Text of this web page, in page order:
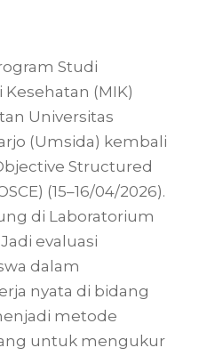
Studi
(MIK)
Universitas
(Umsida) kembali
Structured
(15–16/04/2026).
di Laboratorium
evaluasi
dalam
nyata di bidang
metode
untuk mengukur